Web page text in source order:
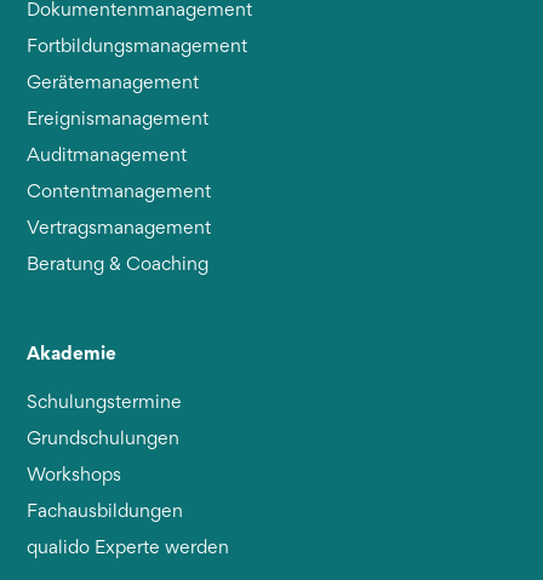
Dokumentenmanagement
Fortbildungsmanagement
Gerätemanagement
Ereignismanagement
Auditmanagement
Contentmanagement
Vertragsmanagement
Beratung & Coaching
Akademie
Schulungstermine
Grundschulungen
Workshops
Fachausbildungen
qualido Experte werden